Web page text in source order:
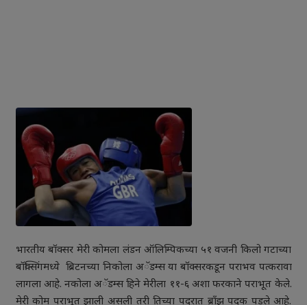
भारतीय बॉक्सर मेरी कोमला लंडन ऑलिम्पिकच्या ५१ वजनी किलो गटाच्या
बॉक्सिंगमध्ये ब्रिटनच्या निकोला अॅडम्स या बॉक्सरकडून पराभव पत्करावा
लागला आहे. नकोला अॅडम्स हिने मेरीला ११-६ अशा फरकाने पराभूत केले.
मेरी कोम पराभूत झाली असली तरी तिच्या पदरात ब्राँझ पदक पडले आहे.